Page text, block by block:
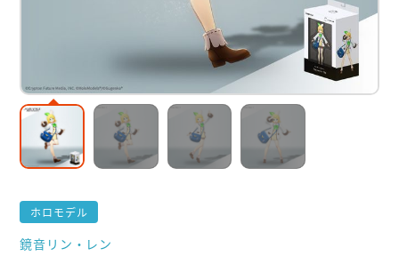
ホロモデル
鏡音リン・レン